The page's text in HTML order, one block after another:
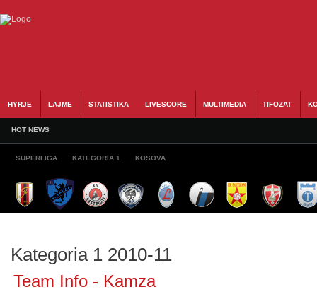
HYRJE LAJME STATISTIKA LIVESCORE MULTIMEDIA TIFOZAT
HOT NEWS
SUPERLIGA KATEGORIA 1 KOSOVA
Kategoria 1 2010-11
Team Info - Kamza